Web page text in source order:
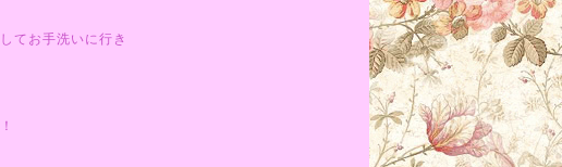
てお手洗いに行き